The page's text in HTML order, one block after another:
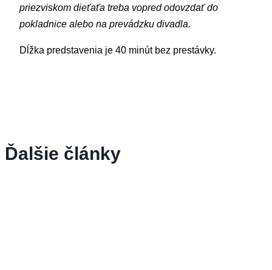
priezviskom dieťaťa treba vopred odovzdať do
pokladnice alebo na prevádzku divadla.
Dĺžka predstavenia je 40 minút bez prestávky.
Ďalšie články